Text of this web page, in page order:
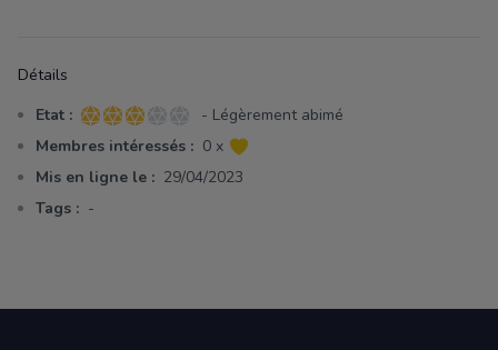
Détails
Etat : 3 sur 5 étoiles
- Légèrement abimé
Membres intéressés : 0 x
Mis en ligne le : 29/04/2023
Tags : -